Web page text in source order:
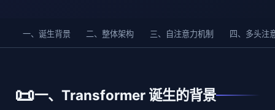
一、诞生背景 二、整体架构 三、自注意力机制 四、多头注
📜一、Transformer 诞生的背景